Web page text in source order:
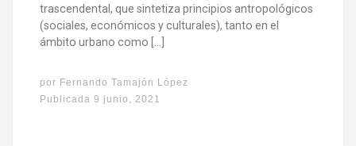
trascendental, que sintetiza principios antropológicos
(sociales, económicos y culturales), tanto en el
ámbito urbano como […]
por Fernando Tamajón López
Publicada9 junio, 2021